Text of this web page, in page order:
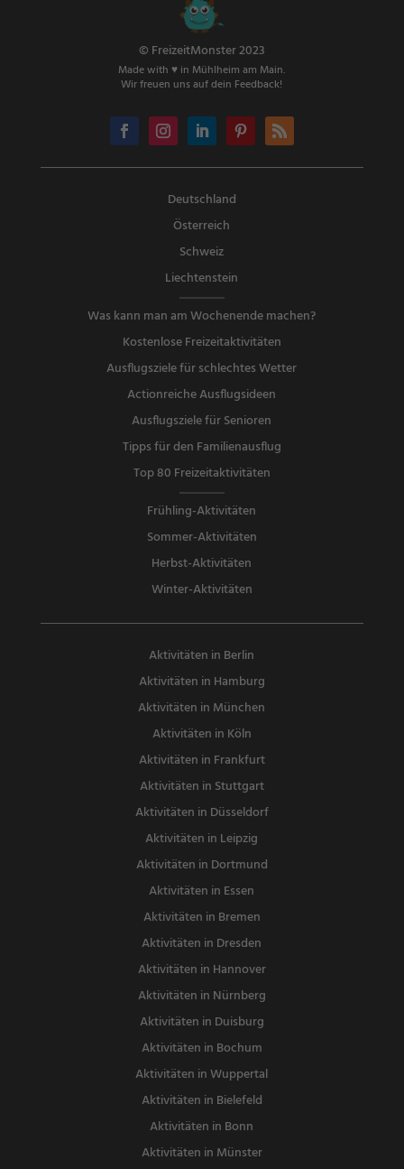
© FreizeitMonster 2023
Made with ♥ in Mühlheim am Main.
Wir freuen uns auf dein Feedback!
Deutschland
Österreich
Schweiz
Liechtenstein
Was kann man am Wochenende machen?
Kostenlose Freizeitaktivitäten
Ausflugsziele für schlechtes Wetter
Actionreiche Ausflugsideen
Ausflugsziele für Senioren
Tipps für den Familienausflug
Top 80 Freizeitaktivitäten
Frühling-Aktivitäten
Sommer-Aktivitäten
Herbst-Aktivitäten
Winter-Aktivitäten
Aktivitäten in Berlin
Aktivitäten in Hamburg
Aktivitäten in München
Aktivitäten in Köln
Aktivitäten in Frankfurt
Aktivitäten in Stuttgart
Aktivitäten in Düsseldorf
Aktivitäten in Leipzig
Aktivitäten in Dortmund
Aktivitäten in Essen
Aktivitäten in Bremen
Aktivitäten in Dresden
Aktivitäten in Hannover
Aktivitäten in Nürnberg
Aktivitäten in Duisburg
Aktivitäten in Bochum
Aktivitäten in Wuppertal
Aktivitäten in Bielefeld
Aktivitäten in Bonn
Aktivitäten in Münster